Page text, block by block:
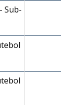
Sub-